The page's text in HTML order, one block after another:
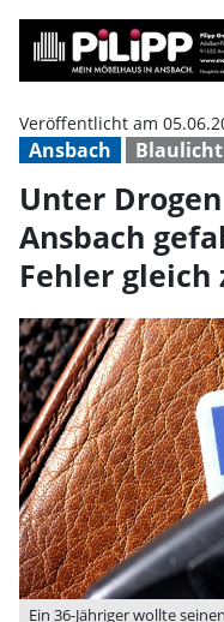
Unter
Ansbach Blaulicht
Veröffentlicht am
Unter
Ansbach
Fehler gleich
Ein 36-Jähriger wollte